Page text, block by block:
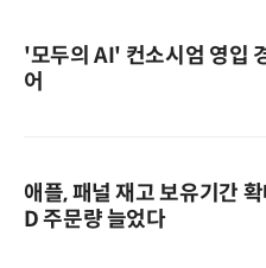
'모두의 AI' 컨소시엄 영입
어
애플, 패널 재고 보유기간
D 주문량 늘었다